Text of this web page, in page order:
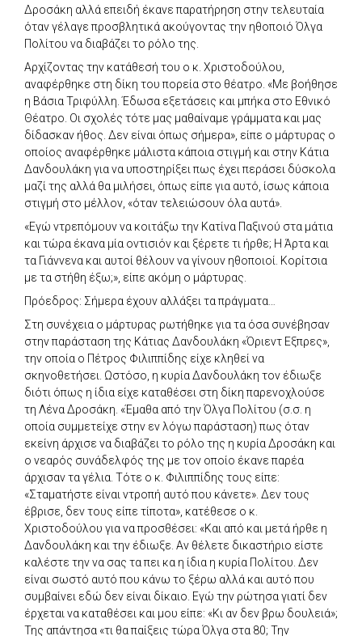
Δροσάκη αλλά επειδή έκανε παρατήρηση στην τελευταία
όταν γέλαγε προσβλητικά ακούγοντας την ηθοποιό Όλγα
Πολίτου να διαβάζει το ρόλο της.
Αρχίζοντας την κατάθεσή του ο κ. Χριστοδούλου,
αναφέρθηκε στη δίκη του πορεία στο θέατρο. «Με βοήθησε
η Βάσια Τριφύλλη. Έδωσα εξετάσεις και μπήκα στο Εθνικό
Θέατρο. Οι σχολές τότε μας μαθαίναμε γράμματα και μας
δίδασκαν ήθος. Δεν είναι όπως σήμερα», είπε ο μάρτυρας ο
οποίος αναφέρθηκε μάλιστα κάποια στιγμή και στην Κάτια
Δανδουλάκη για να υποστηρίξει πως έχει περάσει δύσκολα
μαζί της αλλά θα μιλήσει, όπως είπε για αυτό, ίσως κάποια
στιγμή στο μέλλον, «όταν τελειώσουν όλα αυτά».
«Εγώ ντρεπόμουν να κοιτάξω την Κατίνα Παξινού στα μάτια
και τώρα έκανα μία οντισιόν και ξέρετε τι ήρθε; Η Άρτα και
τα Γιάννενα και αυτοί θέλουν να γίνουν ηθοποιοί. Κορίτσια
με τα στήθη έξω;», είπε ακόμη ο μάρτυρας.
Πρόεδρος: Σήμερα έχουν αλλάξει τα πράγματα…
Στη συνέχεια ο μάρτυρας ρωτήθηκε για τα όσα συνέβησαν
στην παράσταση της Κάτιας Δανδουλάκη «Όριεντ Εξπρες»,
την οποία ο Πέτρος Φιλιππίδης είχε κληθεί να
σκηνοθετήσει. Ωστόσο, η κυρία Δανδουλάκη τον έδιωξε
διότι όπως η ίδια είχε καταθέσει στη δίκη παρενοχλούσε
τη Λένα Δροσάκη. «Έμαθα από την Όλγα Πολίτου (σ.σ. η
οποία συμμετείχε στην εν λόγω παράσταση) πως όταν
εκείνη άρχισε να διαβάζει το ρόλο της η κυρία Δροσάκη και
ο νεαρός συνάδελφός της με τον οποίο έκανε παρέα
άρχισαν τα γέλια. Τότε ο κ. Φιλιππίδης τους είπε:
«Σταματήστε είναι ντροπή αυτό που κάνετε». Δεν τους
έβρισε, δεν τους είπε τίποτα», κατέθεσε ο κ.
Χριστοδούλου για να προσθέσει: «Και από και μετά ήρθε η
Δανδουλάκη και την έδιωξε. Αν θέλετε δικαστήριο είστε
καλέστε την να σας τα πει κα η ίδια η κυρία Πολίτου. Δεν
είναι σωστό αυτό που κάνω το ξέρω αλλά και αυτό που
συμβαίνει εδώ δεν είναι δίκαιο. Εγώ την ρώτησα γιατί δεν
έρχεται να καταθέσει και μου είπε: «Κι αν δεν βρω δουλειά»;
Της απάντησα «τι θα παίξεις τώρα Όλγα στα 80; Την